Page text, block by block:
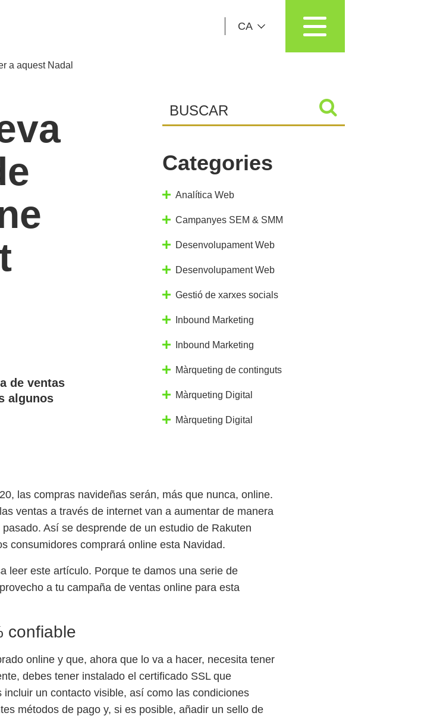
CA
a aquest Nadal
de ventas
algunos
Categories
Analítica Web
Campanyes SEM & SMM
Desenvolupament Web
Desenvolupament Web
Gestió de xarxes socials
Inbound Marketing
Inbound Marketing
Màrqueting de continguts
Màrqueting Digital
Màrqueting Digital
las compras navideñas serán, más que nunca, online.
ventas a través de internet van a aumentar de manera
Así se desprende de un estudio de Rakuten
consumidores comprará online esta Navidad.
leer este artículo. Porque te damos una serie de
a tu campaña de ventas online para esta
confiable
online y que, ahora que lo va a hacer, necesita tener
debes tener instalado el certificado SSL que
un contacto visible, así como las condiciones
métodos de pago y, si es posible, añadir un sello de